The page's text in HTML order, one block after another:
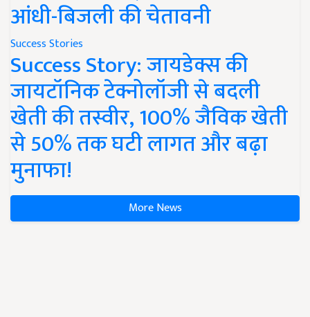
आंधी-बिजली की चेतावनी
Success Stories
Success Story: जायडेक्स की
जायटॉनिक टेक्नोलॉजी से बदली
खेती की तस्वीर, 100% जैविक खेती
से 50% तक घटी लागत और बढ़ा
मुनाफा!
More News